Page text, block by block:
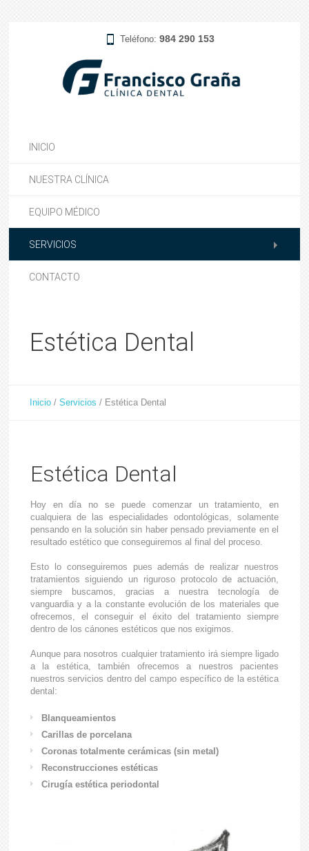
Teléfono: 984 290 153
INICIO
NUESTRA CLÍNICA
EQUIPO MÉDICO
SERVICIOS
CONTACTO
Estética Dental
Inicio / Servicios / Estética Dental
Estética Dental
Hoy en día no se puede comenzar un tratamiento, en
cualquiera de las especialidades odontológicas, solamente
pensando en la solución sin haber pensado previamente en el
resultado estético que conseguiremos al final del proceso.
Esto lo conseguiremos pues además de realizar nuestros
tratamientos siguiendo un riguroso protocolo de actuación,
siempre buscamos, gracias a nuestra tecnología de
vanguardia y a la constante evolución de los materiales que
ofrecemos, el conseguir el éxito del tratamiento siempre
dentro de los cánones estéticos que nos exigimos.
Aunque para nosotros cualquier tratamiento irá siempre ligado
a la estética, también ofrecemos a nuestros pacientes
nuestros servicios dentro del campo específico de la estética
dental:
Blanqueamientos
Carillas de porcelana
Coronas totalmente cerámicas (sin metal)
Reconstrucciones estéticas
Cirugía estética periodontal